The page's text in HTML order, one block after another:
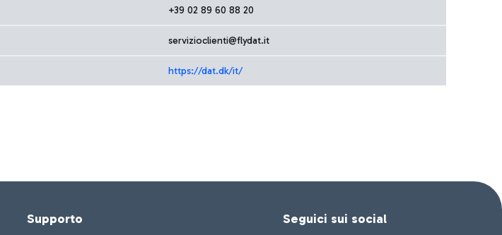
+39 02 89 60 88 20
servizioclienti@flydat.it
https://dat.dk/it/
Supporto Seguici sui social